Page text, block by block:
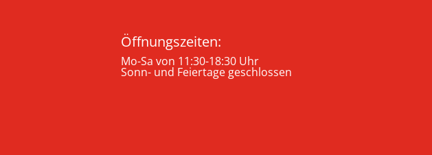
Öffnungszeiten:
Mo-Sa von 11:30-18:30 Uhr
Sonn- und Feiertage geschlossen